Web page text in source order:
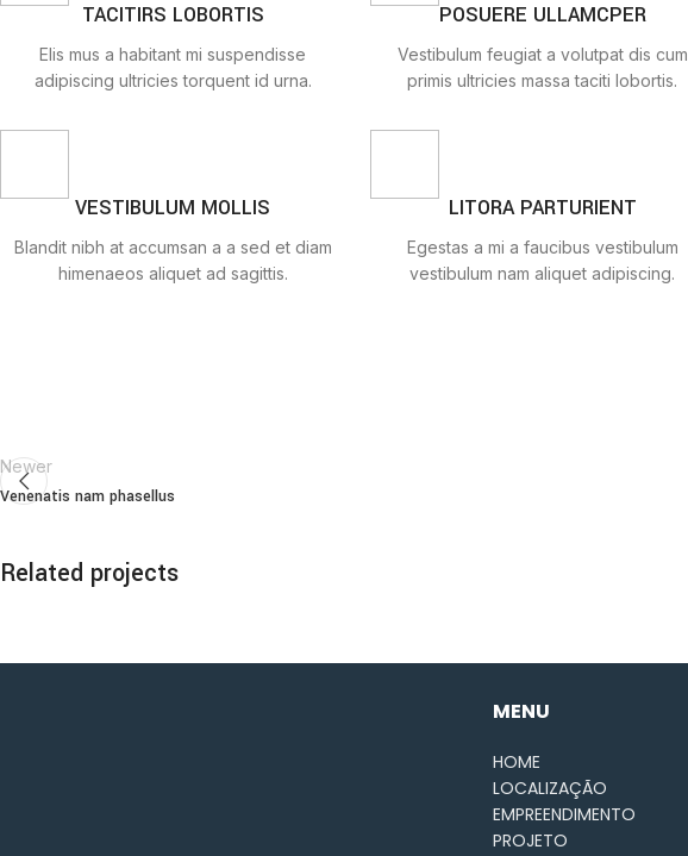
TACITIRS LOBORTIS
Elis mus a habitant mi suspendisse
adipiscing ultricies torquent id urna.
VESTIBULUM MOLLIS
Blandit nibh at accumsan a a sed et diam
himenaeos aliquet ad sagittis.
POSUERE ULLAMCPER
Vestibulum feugiat a volutpat dis cum
primis ultricies massa taciti lobortis.
LITORA PARTURIENT
Egestas a mi a faucibus vestibulum
vestibulum nam aliquet adipiscing.
Newer
Venenatis nam phasellus
Related projects
MENU
HOME
LOCALIZAÇÃO
EMPREENDIMENTO
PROJETO